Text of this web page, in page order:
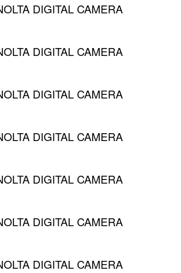
DIGITAL CAMERA
DIGITAL CAMERA
DIGITAL CAMERA
DIGITAL CAMERA
DIGITAL CAMERA
DIGITAL CAMERA
DIGITAL CAMERA